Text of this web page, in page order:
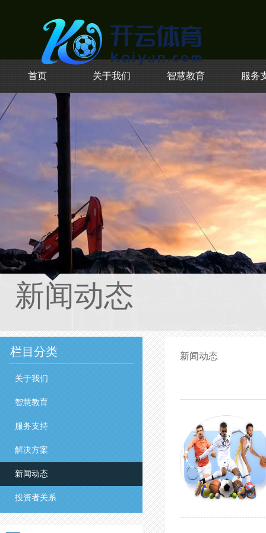
首页 关于我们 智慧教育 服务
新闻动态
栏目分类
关于我们
智慧教育
服务支持
解决方案
新闻动态
投资者关系
新闻动态